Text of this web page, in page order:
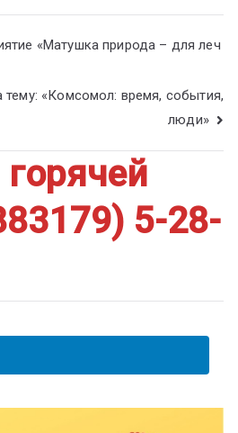
«Матушка природа – для леч
тему: «Комсомол: время, события,
люди»
5-28-